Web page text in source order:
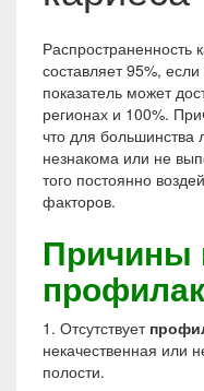
Распространенность
составляет 95%,
показатель может
регионах и 100%.
что для
незнакома или не
того постоянно
факторов.
Причины
1. Отсутствует
некачественная или
полости.